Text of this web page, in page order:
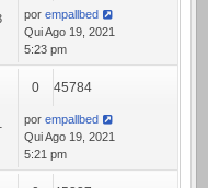
por empallbed
Qui Ago 19, 2021
5:23 pm
0 45784
por empallbed
Qui Ago 19, 2021
5:21 pm